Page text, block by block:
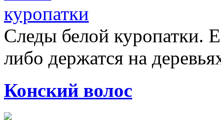
Следы белой куропатки.
либо держатся на
Конский волос